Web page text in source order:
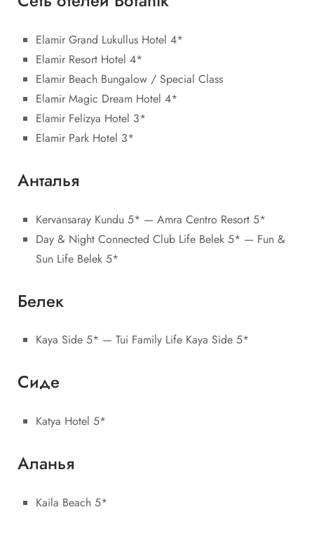
Elamir Grand Lukullus Hotel 4*
Elamir Resort Hotel 4*
Elamir Beach Bungalow / Special Class
Elamir Magic Dream Hotel 4*
Elamir Felizya Hotel 3*
Elamir Park Hotel 3*
Анталья
Kervansaray Kundu 5* — Amra Centro Resort 5*
Day & Night Connected Club Life Belek 5* — Fun &
Sun Life Belek 5*
Белек
Kaya Side 5* — Tui Family Life Kaya Side 5*
Сиде
Katya Hotel 5*
Аланья
Kaila Beach 5*